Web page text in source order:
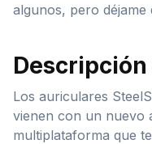
algunos, pero déjame
Los auriculares
vienen con un nuevo
multiplataforma que